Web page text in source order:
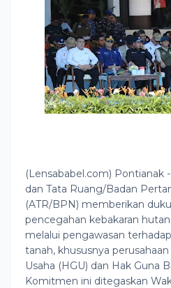
(Lensababel.com) Pontianak
dan Tata Ruang/Badan
(ATR/BPN) memberikan
pencegahan kebakaran
melalui pengawasan
tanah, khususnya
Usaha (HGU) dan Hak Guna
Komitmen ini ditegaskan